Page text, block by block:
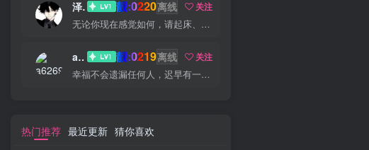
泽宇 靓:0220离线
关注
无论你现在感觉如何，请起床、穿好衣服然后为你的梦想而奋斗
a626911 靓:0219离线
关注
幸福不会遗漏任何人，迟早有一天它会找到你
热门推荐 最近更新 猜你喜欢